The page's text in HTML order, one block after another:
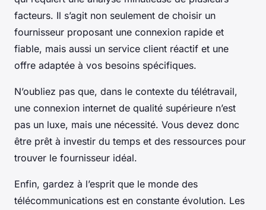
facteurs. Il s’agit non seulement de choisir un
fournisseur proposant une connexion rapide et
fiable, mais aussi un service client réactif et une
offre adaptée à vos besoins spécifiques.
N’oubliez pas que, dans le contexte du télétravail,
une connexion internet de qualité supérieure n’est
pas un luxe, mais une nécessité. Vous devez donc
être prêt à investir du temps et des ressources pour
trouver le fournisseur idéal.
Enfin, gardez à l’esprit que le monde des
télécommunications est en constante évolution. Les